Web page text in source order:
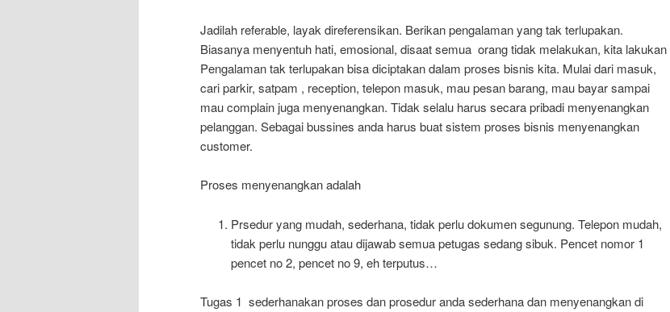
Jadilah referable, layak direferensikan. Berikan pengalaman yang tak terlupakan.
Biasanya menyentuh hati, emosional, disaat semua orang tidak melakukan, kita lakukan
Pengalaman tak terlupakan bisa diciptakan dalam proses bisnis kita. Mulai dari masuk,
cari parkir, satpam , reception, telepon masuk, mau pesan barang, mau bayar sampai
mau complain juga menyenangkan. Tidak selalu harus secara pribadi menyenangkan
pelanggan. Sebagai bussines anda harus buat sistem proses bisnis menyenangkan
customer.
Proses menyenangkan adalah
Prsedur yang mudah, sederhana, tidak perlu dokumen segunung. Telepon mudah,
tidak perlu nunggu atau dijawab semua petugas sedang sibuk. Pencet nomor 1
pencet no 2, pencet no 9, eh terputus…
Tugas 1 sederhanakan proses dan prosedur anda sederhana dan menyenangkan di